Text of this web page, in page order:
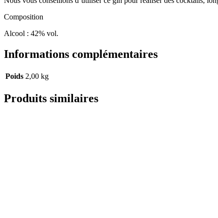
Composition
Alcool : 42% vol.
Informations complémentaires
Poids 2,00 kg
Produits similaires